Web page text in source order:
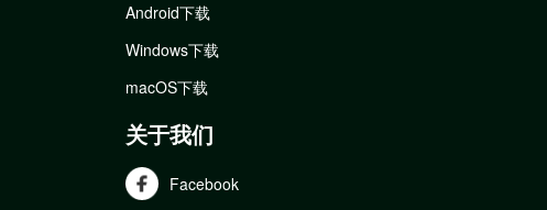
Android下载
Windows下载
macOS下载
关于我们
Facebook